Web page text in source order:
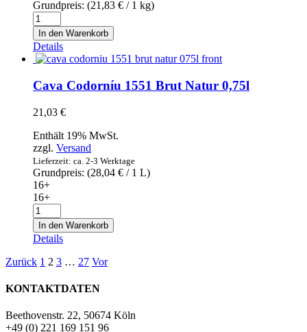
600g
Menge
Grundpreis: (21,83 € / 1 kg)
Gordal
Rellenas
de
Pimiento
-
bernal
-
Oliven
mir
Paprika
600g
Menge
In den Warenkorb
Details
Cava Codorníu 1551 Brut Natur 0,75l
21,03 €
Enthält 19% MwSt.
zzgl. Versand
Lieferzeit: ca. 2-3 Werktage
Grundpreis: (28,04 € / 1 L)
16+
16+
Cava
Codorníu
1551
Brut
Natur
0,75l
Menge
In den Warenkorb
Details
Zurück 1 2 3 … 27 Vor
KONTAKTDATEN
Beethovenstr. 22, 50674 Köln
+49 (0) 221 169 151 96